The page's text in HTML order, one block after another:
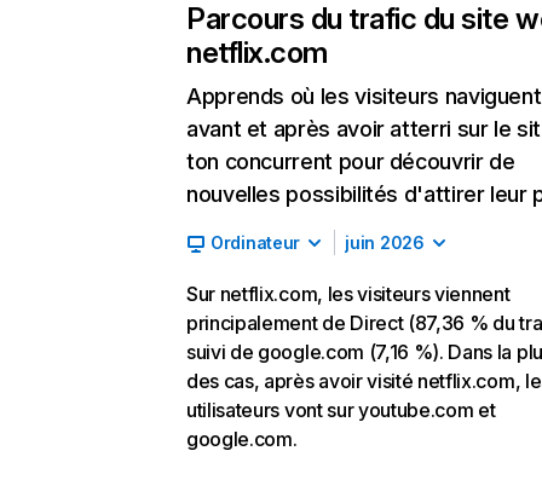
Parcours du trafic du site
netflix.com
Apprends où les visiteurs naviguent
avant et après avoir atterri sur le
ton concurrent pour découvrir de
nouvelles possibilités d'attirer leur
Ordinateur juin 2026
Sur netflix.com, les visiteurs viennent
principalement de Direct (87,36 % du
suivi de google.com (7,16 %). Dans la
des cas, après avoir visité netflix.com,
utilisateurs vont sur youtube.com et
google.com.